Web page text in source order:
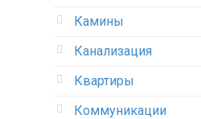
Камины
Канализация
Квартиры
Коммуникации